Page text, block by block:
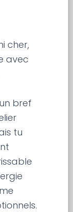
cher,
avec
bref
tu